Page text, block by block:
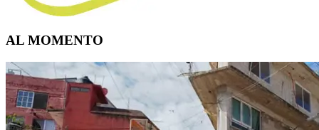
AL MOMENTO